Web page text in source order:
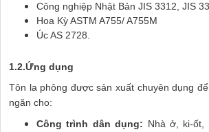
Công nghiệp Nhật Bản JIS 3312, JIS
Hoa Kỳ ASTM A755/ A755M
Úc AS 2728.
1.2.Ứng dụng
Tôn la phông được sản xuất chuyên dụng
ngăn cho:
Công trình dân dụng: Nhà ở, ki-ốt,